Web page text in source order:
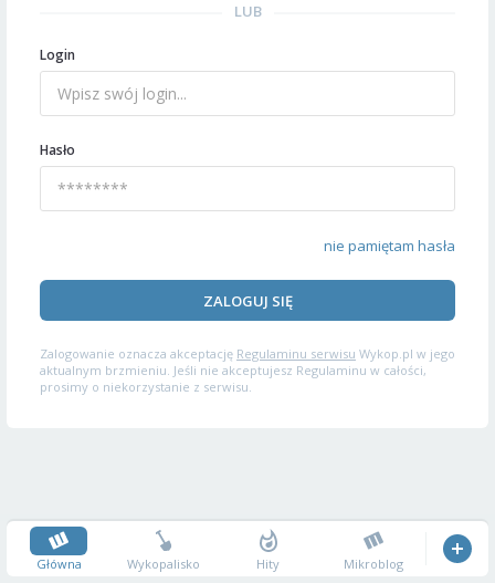
LUB
Login
Hasło
nie pamiętam hasła
ZALOGUJ SIĘ
Zalogowanie oznacza akceptację Regulaminu serwisu Wykop.pl w jego
aktualnym brzmieniu. Jeśli nie akceptujesz Regulaminu w całości,
prosimy o niekorzystanie z serwisu.
Główna Wykopalisko Hity Mikroblog